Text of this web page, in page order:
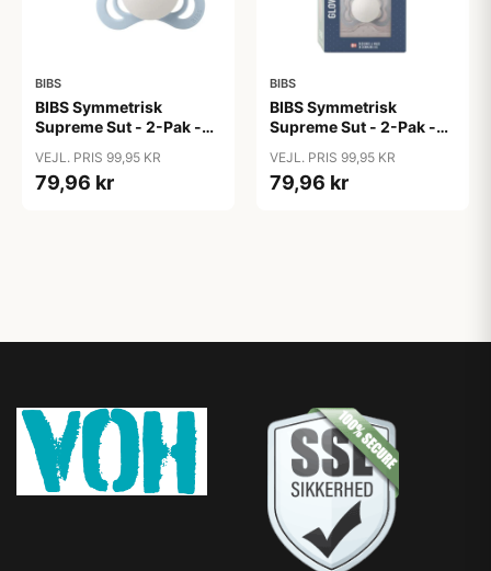
BIBS
BIBS Symmetrisk
Supreme Sut - 2-Pak -
Iron/Baby Blue
VEJL. PRIS 99,95 KR
79,96 kr
BIBS
BIBS Symmetrisk
Supreme Sut - 2-Pak -
Sage/Cloud
VEJL. PRIS 99,95 KR
79,96 kr